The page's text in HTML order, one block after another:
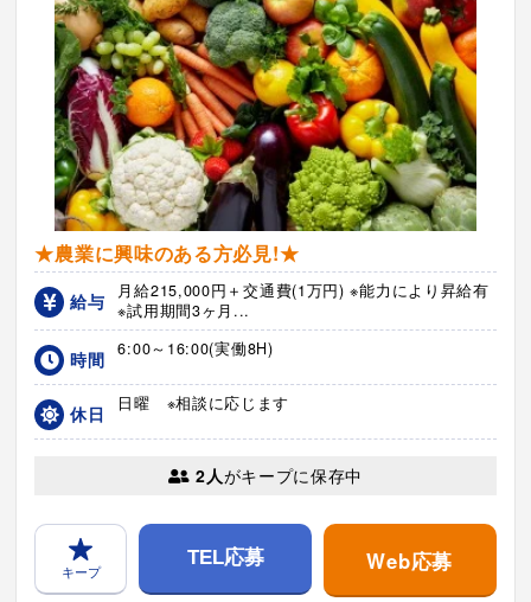
★農業に興味のある方必見!★
給与
月給215,000円＋交通費(1万円) ※能力により昇給有
※試用期間3ヶ月...
時間 6:00～16:00(実働8H)
休日 日曜 ※相談に応じます
2人がキープに保存中
キープ
TEL応募 Web応募